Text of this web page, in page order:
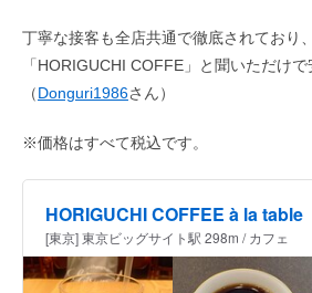
丁寧な接客も全店共通で徹底されており
「HORIGUCHI COFFE」と聞いただけで
（Donguri1986さん）
※価格はすべて税込です。
HORIGUCHI COFFEE à la table
[東京] 東京ビッグサイト駅 298m / カフェ